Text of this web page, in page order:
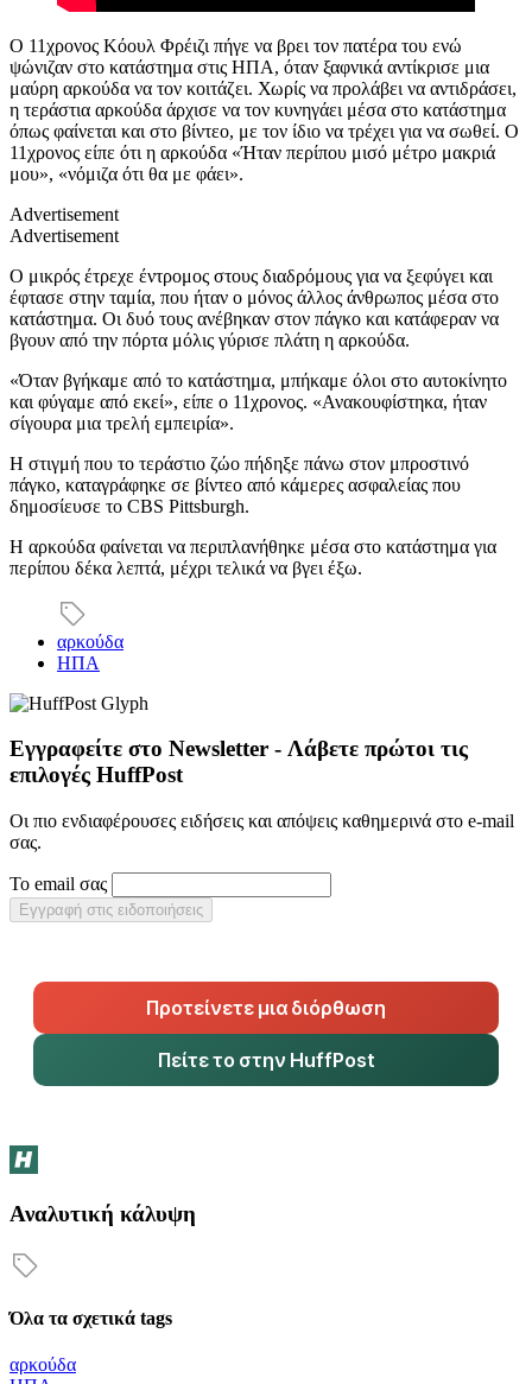
Ο 11χρονος Κόουλ Φρέιζι πήγε να βρει τον πατέρα του ενώ
ψώνιζαν στο κατάστημα στις ΗΠΑ, όταν ξαφνικά αντίκρισε μια
μαύρη αρκούδα να τον κοιτάζει. Χωρίς να προλάβει να αντιδράσει,
η τεράστια αρκούδα άρχισε να τον κυνηγάει μέσα στο κατάστημα
όπως φαίνεται και στο βίντεο, με τον ίδιο να τρέχει για να σωθεί. Ο
11χρονος είπε ότι η αρκούδα «Ήταν περίπου μισό μέτρο μακριά
μου», «νόμιζα ότι θα με φάει».
Advertisement
Advertisement
Ο μικρός έτρεχε έντρομος στους διαδρόμους για να ξεφύγει και
έφτασε στην ταμία, που ήταν ο μόνος άλλος άνθρωπος μέσα στο
κατάστημα. Οι δυό τους ανέβηκαν στον πάγκο και κατάφεραν να
βγουν από την πόρτα μόλις γύρισε πλάτη η αρκούδα.
«Όταν βγήκαμε από το κατάστημα, μπήκαμε όλοι στο αυτοκίνητο
και φύγαμε από εκεί», είπε ο 11χρονος. «Ανακουφίστηκα, ήταν
σίγουρα μια τρελή εμπειρία».
Η στιγμή που το τεράστιο ζώο πήδηξε πάνω στον μπροστινό
πάγκο, καταγράφηκε σε βίντεο από κάμερες ασφαλείας που
δημοσίευσε το CBS Pittsburgh.
Η αρκούδα φαίνεται να περιπλανήθηκε μέσα στο κατάστημα για
περίπου δέκα λεπτά, μέχρι τελικά να βγει έξω.
αρκούδα
ΗΠΑ
Εγγραφείτε στο Newsletter - Λάβετε πρώτοι τις
επιλογές HuffPost
Οι πιο ενδιαφέρουσες ειδήσεις και απόψεις καθημερινά στο e-mail
σας.
Το email σας
Εγγραφή στις ειδοποιήσεις
Προτείνετε μια διόρθωση
Πείτε το στην HuffPost
Αναλυτική κάλυψη
Όλα τα σχετικά tags
αρκούδα